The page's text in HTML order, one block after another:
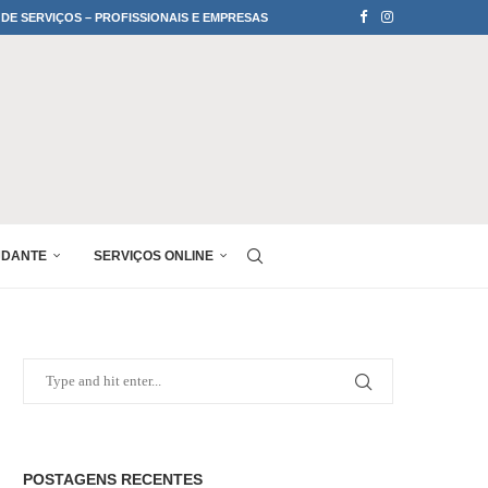
SERVIÇOS – PROFISSIONAIS E EMPRESAS
SERVIÇOS ONLINE
POSTAGENS RECENTES